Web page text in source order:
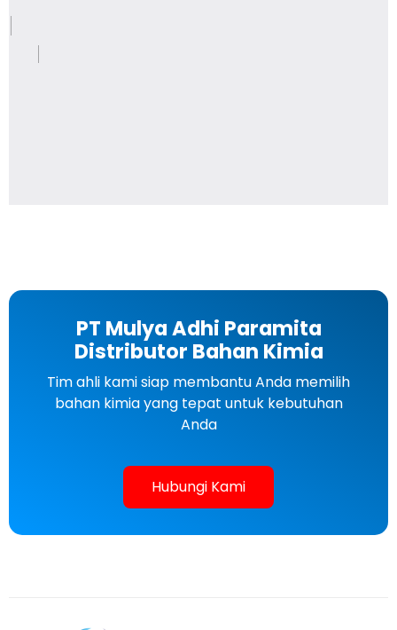
PT Mulya Adhi Paramita
Distributor Bahan Kimia
Tim ahli kami siap membantu Anda memilih
bahan kimia yang tepat untuk kebutuhan
Anda
Hubungi Kami